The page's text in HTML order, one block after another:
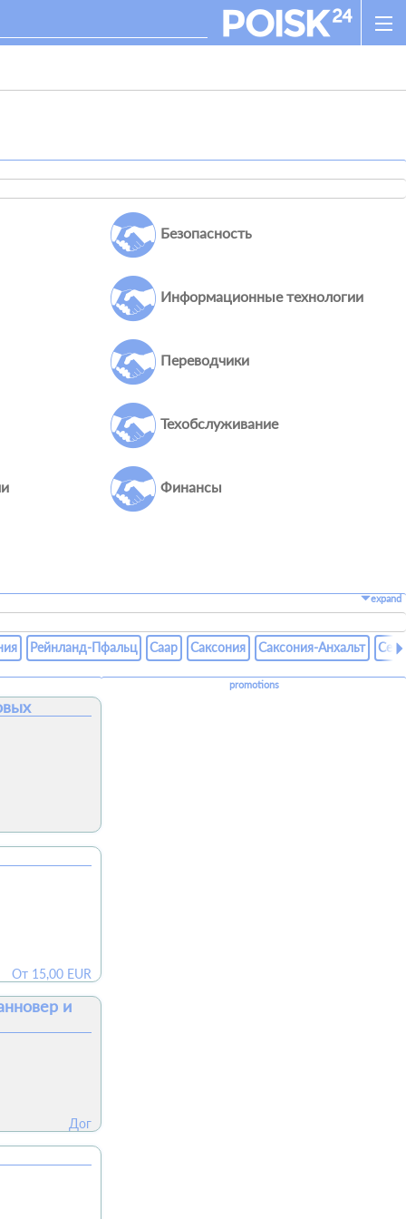
Безопасность
Информационные технологии
Переводчики
Техобслуживание
Финансы
expand
Рейнланд-Пфальц Саар Саксония Саксония-Анхальт
promotions
От 15,00 EUR
и
Дог